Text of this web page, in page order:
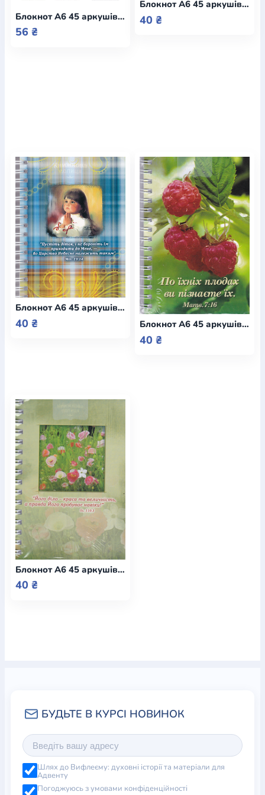
Блокнот А6 45 аркушів, клітинка, пружина, в асортименті / Еммаус
56 ₴
Блокнот А6 45 аркушів клітинка "Подяку складайте за все" / Смирна
40 ₴
Блокнот А6 45 аркушів лінійка "Пустіть діток, і не бороніть їм приходити до мене, - бо Царство Небесне належить їм. Мат. 19:14" / Смирна
40 ₴ Блокнот А6 45 аркушів лінійка "По їхніх плодах ви пізнаєте їх" / Смирна
40 ₴
Блокнот А6 45 аркушів "Його діло - краса та величність" клітинка / (Смирна)
40 ₴
Шлях до Вифлеєму: духовні історії та матеріали для
Адвенту
Погоджуюсь з умовами конфіденційності